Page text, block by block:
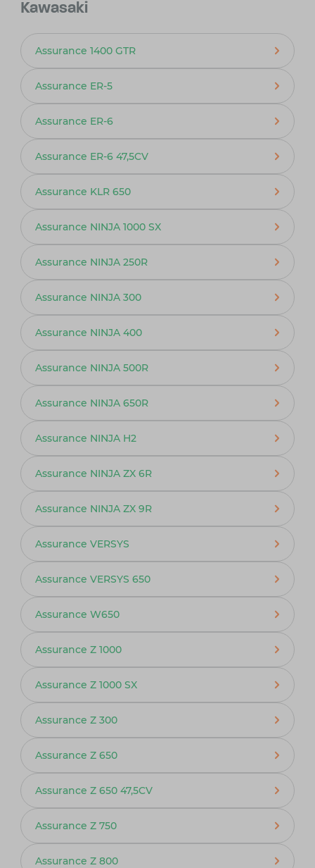
Kawasaki
Assurance 1400 GTR
Assurance ER-5
Assurance ER-6
Assurance ER-6 47,5CV
Assurance KLR 650
Assurance NINJA 1000 SX
Assurance NINJA 250R
Assurance NINJA 300
Assurance NINJA 400
Assurance NINJA 500R
Assurance NINJA 650R
Assurance NINJA H2
Assurance NINJA ZX 6R
Assurance NINJA ZX 9R
Assurance VERSYS
Assurance VERSYS 650
Assurance W650
Assurance Z 1000
Assurance Z 1000 SX
Assurance Z 300
Assurance Z 650
Assurance Z 650 47,5CV
Assurance Z 750
Assurance Z 800